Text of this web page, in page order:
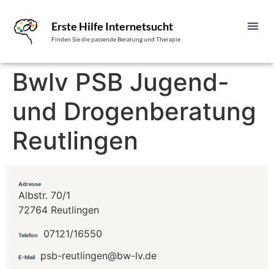
Erste Hilfe Internetsucht
Finden Sie die passende Beratung und Therapie
Bwlv PSB Jugend-
und Drogenberatung
Reutlingen
Adresse
Albstr. 70/1
72764 Reutlingen
Telefon 07121/16550
E-Mail psb-reutlingen@bw-lv.de